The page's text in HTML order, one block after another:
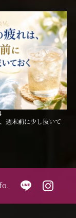
週末前に少し抜いて